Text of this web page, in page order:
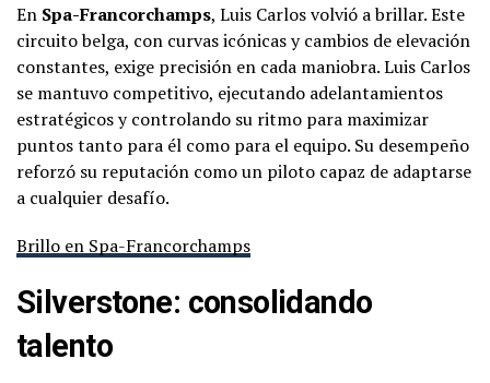
En Spa-Francorchamps, Luis Carlos volvió a brillar. Este
circuito belga, con curvas icónicas y cambios de elevación
constantes, exige precisión en cada maniobra. Luis Carlos
se mantuvo competitivo, ejecutando adelantamientos
estratégicos y controlando su ritmo para maximizar
puntos tanto para él como para el equipo. Su desempeño
reforzó su reputación como un piloto capaz de adaptarse
a cualquier desafío.
Brillo en Spa-Francorchamps
Silverstone: consolidando
talento